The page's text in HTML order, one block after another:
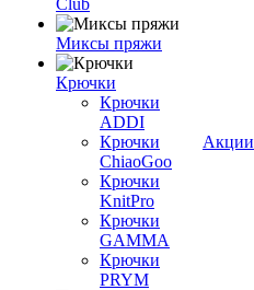
Миксы пряжи
Крючки
Крючки
ADDI
Крючки
ChiaoGoo
Крючки
KnitPro
Крючки
GAMMA
Крючки
PRYM
Акции